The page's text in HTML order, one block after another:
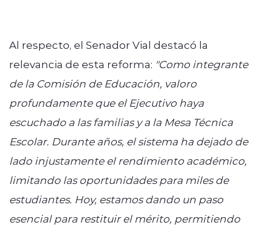
Al respecto, el Senador Vial destacó la
relevancia de esta reforma: "Como integrante
de la Comisión de Educación, valoro
profundamente que el Ejecutivo haya
escuchado a las familias y a la Mesa Técnica
Escolar. Durante años, el sistema ha dejado de
lado injustamente el rendimiento académico,
limitando las oportunidades para miles de
estudiantes. Hoy, estamos dando un paso
esencial para restituir el mérito, permitiendo